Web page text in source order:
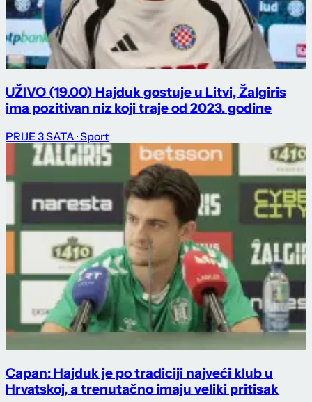
UŽIVO (19.00) Hajduk gostuje u Litvi, Žalgiris
ima pozitivan niz koji traje od 2023. godine
PRIJE 3 SATA · Sport
Capan: Hajduk je po tradiciji najveći klub u
Hrvatskoj, a trenutačno imaju veliki pritisak